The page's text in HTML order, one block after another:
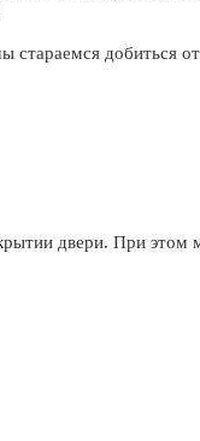
добиться
двери. При этом